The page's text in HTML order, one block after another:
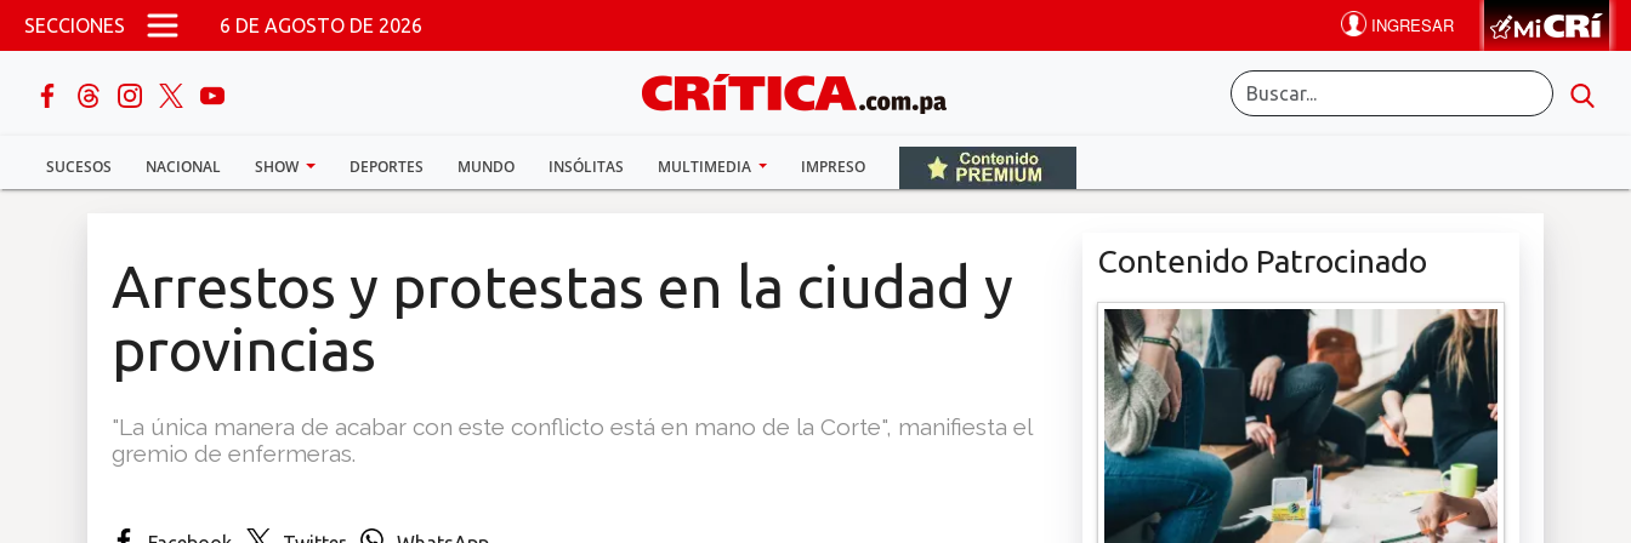
Pasar al contenido principal
SECCIONES 6 DE AGOSTO DE 2026
SUCESOS NACIONAL SHOW DEPORTES MUNDO INSÓLITAS MULTIMEDIA IMPRESO
buscar
Sucesos
Arrestos y protestas en la ciudad y
provincias
"La única manera de acabar con este conflicto está en mano de la Corte", manifiesta el
gremio de enfermeras.
Contenido Patrocinado